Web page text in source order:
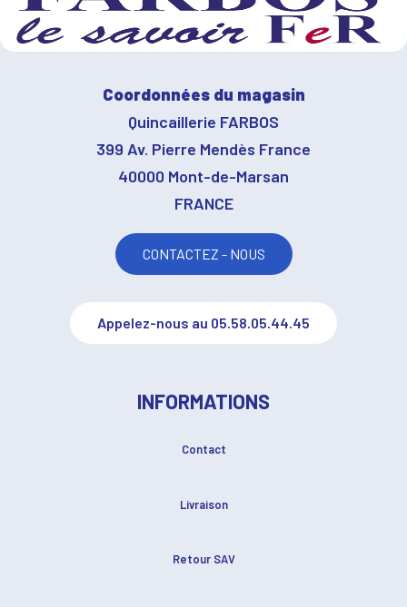
Coordonnées du magasin
Quincaillerie FARBOS
399 Av. Pierre Mendès France
40000 Mont-de-Marsan
FRANCE
CONTACTEZ - NOUS
Appelez-nous au 05.58.05.44.45
INFORMATIONS
Contact
Livraison
Retour SAV